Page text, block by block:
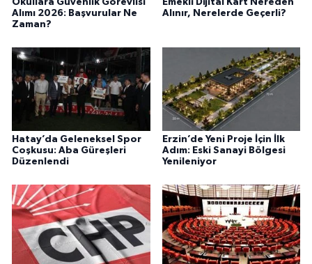
Okullara Güvenlik Görevlisi
Alımı 2026: Başvurular Ne
Zaman?
Emekli Dijital Kart Nereden
Alınır, Nerelerde Geçerli?
Hatay’da Geleneksel Spor
Coşkusu: Aba Güreşleri
Düzenlendi
Erzin’de Yeni Proje İçin İlk
Adım: Eski Sanayi Bölgesi
Yenileniyor